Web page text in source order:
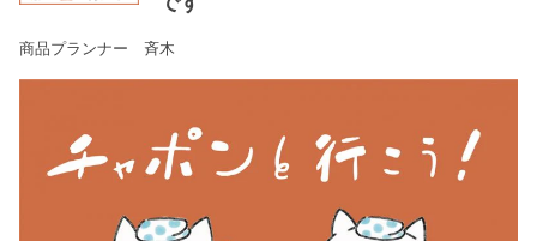
商品プランナー 斉木